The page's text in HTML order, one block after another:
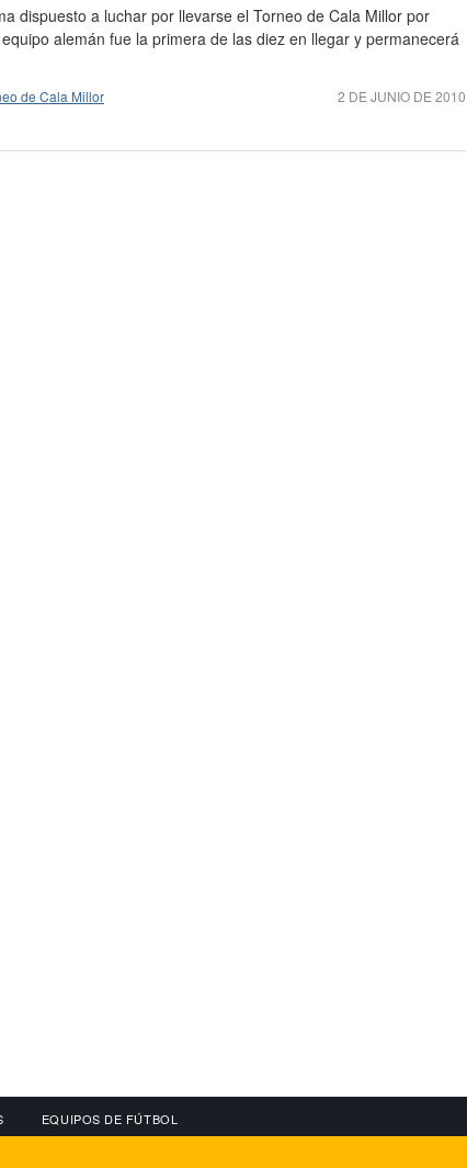
dispuesto a luchar por llevarse el Torneo de Cala Millor por
alemán fue la primera de las diez en llegar y permanecerá
2 DE JUNIO DE 2010
de Cala Millor
EQUIPOS DE FÚTBOL